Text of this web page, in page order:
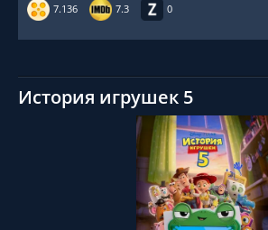
7.136 7.3 0
История игрушек 5